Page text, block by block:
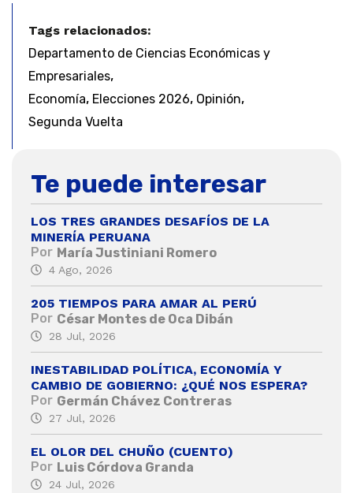
Tags relacionados:
Departamento de Ciencias Económicas y
Empresariales,
Economía, Elecciones 2026, Opinión,
Segunda Vuelta
Te puede interesar
LOS TRES GRANDES DESAFÍOS DE LA
MINERÍA PERUANA
Por María Justiniani Romero
4 Ago, 2026
205 TIEMPOS PARA AMAR AL PERÚ
Por César Montes de Oca Dibán
28 Jul, 2026
INESTABILIDAD POLÍTICA, ECONOMÍA Y
CAMBIO DE GOBIERNO: ¿QUÉ NOS ESPERA?
Por Germán Chávez Contreras
27 Jul, 2026
EL OLOR DEL CHUÑO (CUENTO)
Por Luis Córdova Granda
24 Jul, 2026